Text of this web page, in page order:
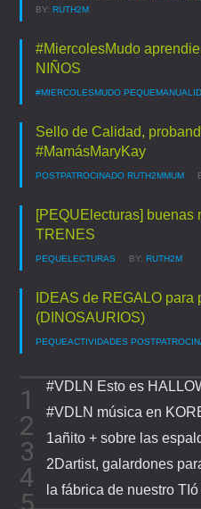
BY: RUTH2M
#MiercolesMudo
NIÑOS
#MIERCOLESMUDO
Sello de Calidad,
#MamásMaryKay
POSTPATROCINADO RUTH2MMUM
[PEQUElecturas] buenas
TRENES
PEQUELECTURAS BY: RUTH2M
IDEAS de REGALO
(DINOSAURIOS)
PEQUEACTIVIDADES
#VDLN Esto es
#VDLN música en
1añito + sobre las
2Dartist, galardones
la fábrica de nuestro